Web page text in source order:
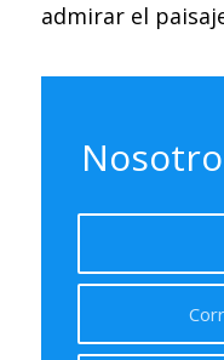
admirar el